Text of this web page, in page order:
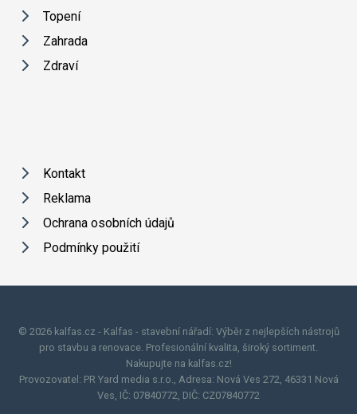
Topení
Zahrada
Zdraví
Kontakt
Reklama
Ochrana osobních údajů
Podmínky použití
© 2026 kalfas.cz - Kalfas - stavební nářadí: Výběr z nejlepších nástrojů
pro stavbu a renovace. Profesionální kvalita, široký sortiment.
Nakupujte na kalfas.cz!
Provozovatel: PR Yard media s.r.o., Adresa: Nová Ves 272, 46331 Nová
Ves, IČ: 07840772, DIČ: CZ07840772